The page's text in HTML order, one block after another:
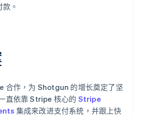
。
合作，为 Shotgun 的增长奠定了坚
直依靠 Stripe 核心的 Stripe
集成来改进支付系统，并跟上快